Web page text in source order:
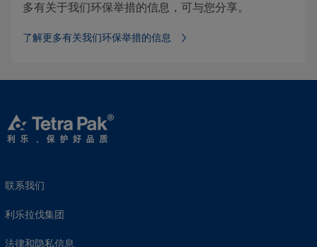
多有关于我们环保举措的信息，可与您分享。
了解更多有关我们环保举措的信息
联系我们
利乐拉伐集团
法律和隐私信息